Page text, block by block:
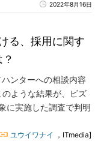
2022年8月16日
る、採用に関す
ンターへの相談内容
ような結果が、ビズ
に実施した調査で判明
ユウイワナイ
，ITmedia]